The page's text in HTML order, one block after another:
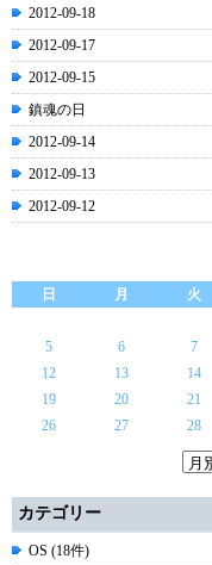
2012-09-18
2012-09-17
2012-09-15
鎮魂の日
2012-09-14
2012-09-13
2012-09-12
日
月 火
5
6 7
12
13 14
19
20 21
26
27 28
カテゴリー
OS (18件)